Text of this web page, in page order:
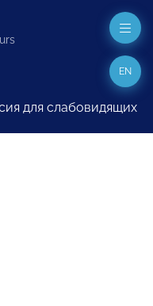
для слабовидящих
EN